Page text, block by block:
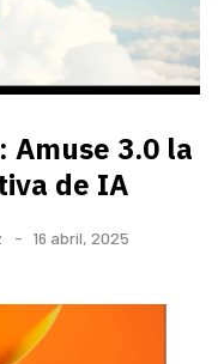
Amuse 3.0 la
de IA
16 abril, 2025